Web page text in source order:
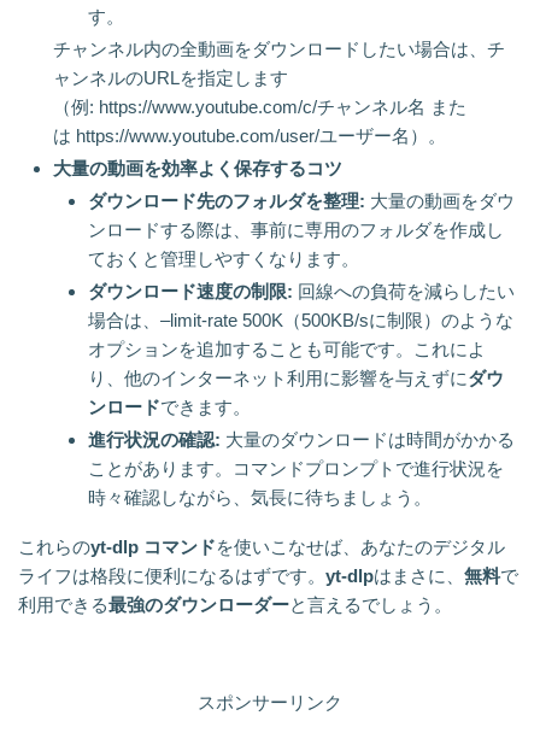
す。
チャンネル内の全動画をダウンロードしたい場合は、チ
ャンネルのURLを指定します
（例: https://www.youtube.com/c/チャンネル名 また
は https://www.youtube.com/user/ユーザー名）。
大量の動画を効率よく保存するコツ
ダウンロード先のフォルダを整理: 大量の動画をダウ
ンロードする際は、事前に専用のフォルダを作成し
ておくと管理しやすくなります。
ダウンロード速度の制限: 回線への負荷を減らしたい
場合は、–limit-rate 500K（500KB/sに制限）のような
オプションを追加することも可能です。これによ
り、他のインターネット利用に影響を与えずにダウ
ンロードできます。
進行状況の確認: 大量のダウンロードは時間がかかる
ことがあります。コマンドプロンプトで進行状況を
時々確認しながら、気長に待ちましょう。
これらのyt-dlp コマンドを使いこなせば、あなたのデジタル
ライフは格段に便利になるはずです。 yt-dlpはまさに、 無料で
利用できる最強のダウンローダーと言えるでしょう。
スポンサーリンク